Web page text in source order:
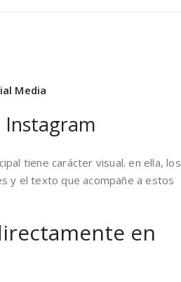
Media
Instagram
tiene carácter visual. en ella, los
y el texto que acompañe a estos
en